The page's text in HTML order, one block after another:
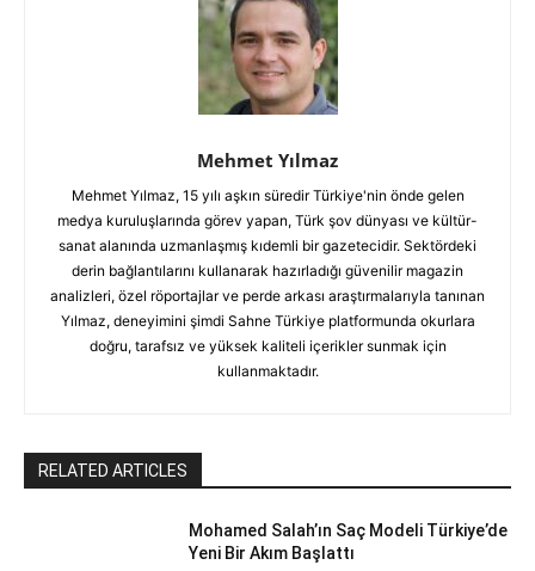
Mehmet Yılmaz
Mehmet Yılmaz, 15 yılı aşkın süredir Türkiye'nin önde gelen
medya kuruluşlarında görev yapan, Türk şov dünyası ve kültür-
sanat alanında uzmanlaşmış kıdemli bir gazetecidir. Sektördeki
derin bağlantılarını kullanarak hazırladığı güvenilir magazin
analizleri, özel röportajlar ve perde arkası araştırmalarıyla tanınan
Yılmaz, deneyimini şimdi Sahne Türkiye platformunda okurlara
doğru, tarafsız ve yüksek kaliteli içerikler sunmak için
kullanmaktadır.
RELATED ARTICLES
Mohamed Salah’ın Saç Modeli Türkiye’de
Yeni Bir Akım Başlattı